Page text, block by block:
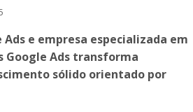
Ads e empresa especializada em
Google Ads transforma
sólido orientado por